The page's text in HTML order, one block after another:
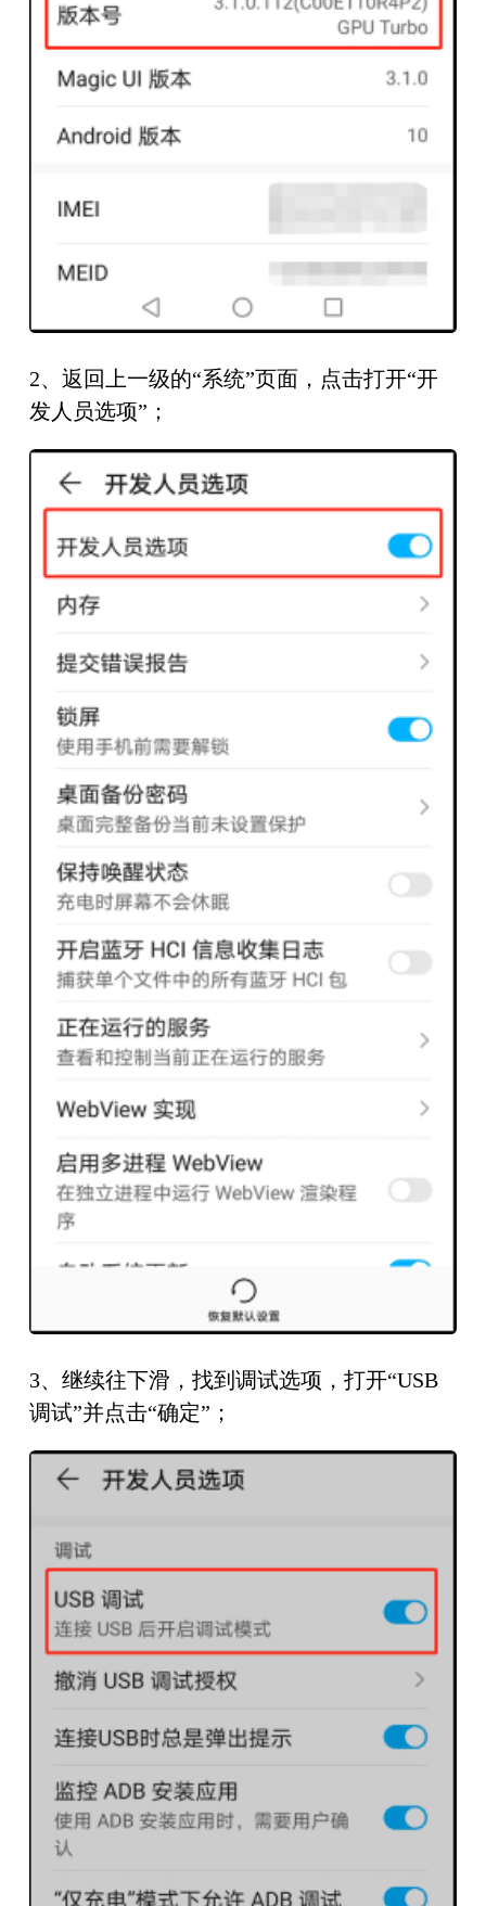
2、返回上一级的“系统”页面，点击打开“开
发人员选项”；
3、继续往下滑，找到调试选项，打开“USB
调试”并点击“确定”；